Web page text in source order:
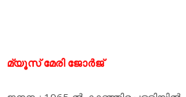
മ്യൂസ് മേരി ജോര്‍ജ്